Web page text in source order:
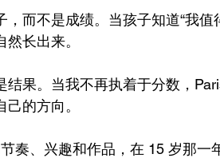
而不是成绩。当孩子知道“我值
长出来。
果。当我不再执着于分数，
的方向。
奏、兴趣和作品，在 15 岁那一